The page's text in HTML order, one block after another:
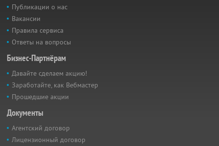
Публикации о нас
Вакансии
Правила сервиса
Ответы на вопросы
Бизнес-Партнёрам
Давайте сделаем акцию!
Заработайте, как Вебмастер
Прошедшие акции
Документы
Агентский договор
Лицензионный договор